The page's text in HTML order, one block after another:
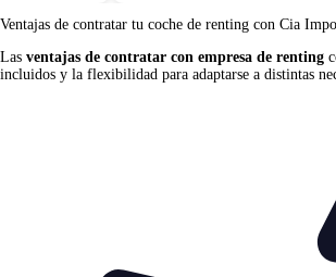
Ventajas de contratar tu coche de renting con Cia
Las ventajas de contratar con empresa de renting
incluidos y la flexibilidad para adaptarse a distintas